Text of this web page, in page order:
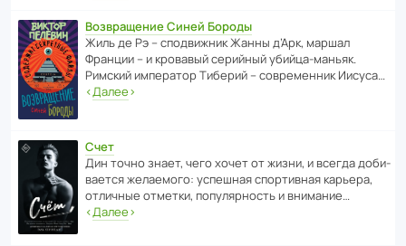
Возвращение Синей Бороды
Жиль де Рэ – спод­ви­жник Жанны д’Арк, маршал
Франции – и кровавый серийный убийца-маньяк.
Римский импе­ратор Тиберий – совре­менник Иисуса…
‹Далее›
Счет
Дин точно знает, чего хочет от жизни, и всегда доби­
ва­ется жела­е­мого: успе­шная спор­ти­вная карьера,
отли­чные отметки, попу­ля­р­ность и внимание…
‹Далее›